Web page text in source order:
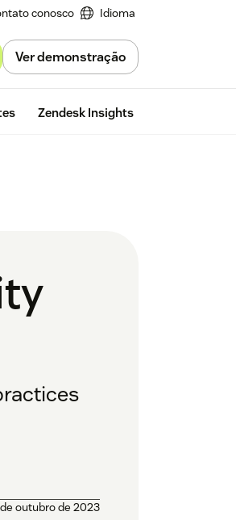
conosco Idioma
Ver demonstração
Zendesk Insights
outubro de 2023